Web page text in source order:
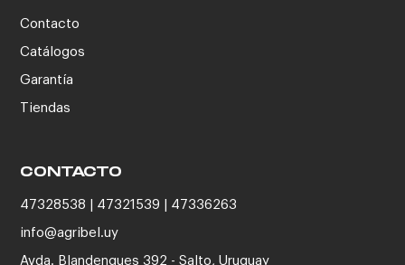
Contacto
Catálogos
Garantía
Tiendas
CONTACTO
47328538 | 47321539 | 47336263
info@agribel.uy
Avda. Blandengues 392 - Salto, Uruguay